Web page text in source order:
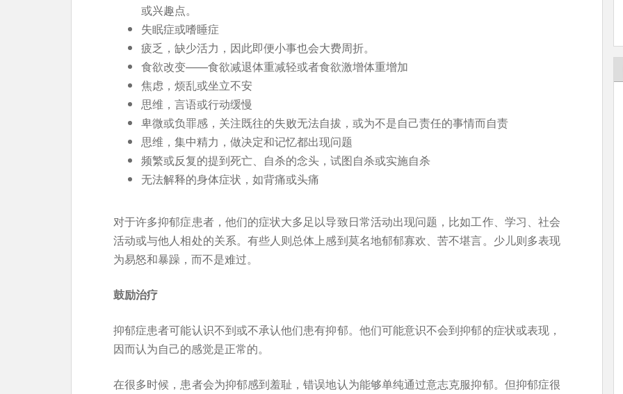
或兴趣点。
失眠症或嗜睡症
疲乏，缺少活力，因此即便小事也会大费周折。
食欲改变——食欲减退体重减轻或者食欲激增体重增加
焦虑，烦乱或坐立不安
思维，言语或行动缓慢
卑微或负罪感，关注既往的失败无法自拔，或为不是自己责任的事情而自责
思维，集中精力，做决定和记忆都出现问题
频繁或反复的提到死亡、自杀的念头，试图自杀或实施自杀
无法解释的身体症状，如背痛或头痛
对于许多抑郁症患者，他们的症状大多足以导致日常活动出现问题，比如工作、学习、社会
活动或与他人相处的关系。有些人则总体上感到莫名地郁郁寡欢、苦不堪言。少儿则多表现
为易怒和暴躁，而不是难过。
鼓励治疗
抑郁症患者可能认识不到或不承认他们患有抑郁。他们可能意识不会到抑郁的症状或表现，
因而认为自己的感觉是正常的。
在很多时候，患者会为抑郁感到羞耻，错误地认为能够单纯通过意志克服抑郁。但抑郁症很